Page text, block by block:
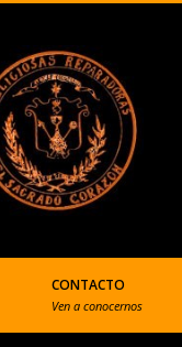
CONTACTO
Ven a conocernos